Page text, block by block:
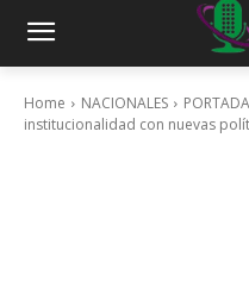
Home NACIONALES PORTADA
institucionalidad con nuevas